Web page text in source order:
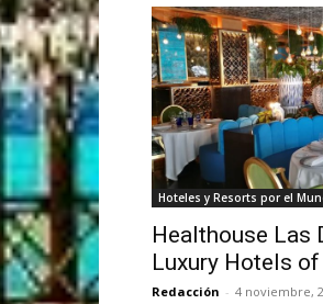
Hoteles y Resorts por el
Healthouse Las
Luxury Hotels
Redacción - 4 noviembre,